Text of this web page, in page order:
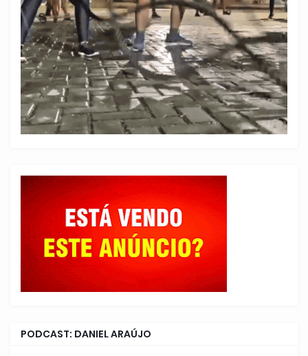
PODCAST: DANIEL ARAÚJO